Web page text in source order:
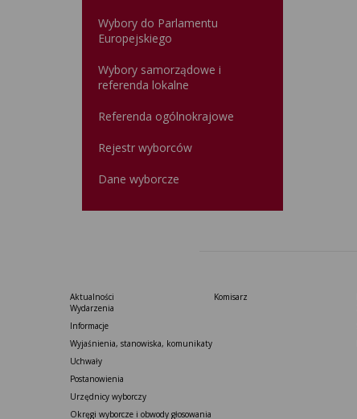
Wybory do Parlamentu
Europejskiego
Wybory samorządowe i
referenda lokalne
Referenda ogólnokrajowe
Rejestr wyborców
Dane wyborcze
Aktualności
Wydarzenia
Informacje
Wyjaśnienia, stanowiska, komunikaty
Uchwały
Postanowienia
Urzędnicy wyborczy
Okręgi wyborcze i obwody głosowania
Komisarz